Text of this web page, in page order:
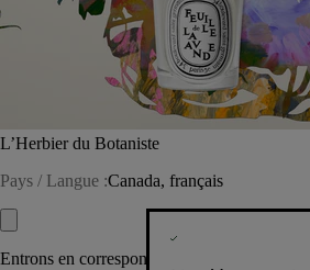
L’Herbier du Botaniste
Pays / Langue :Canada, français
Entrons en correspondance​